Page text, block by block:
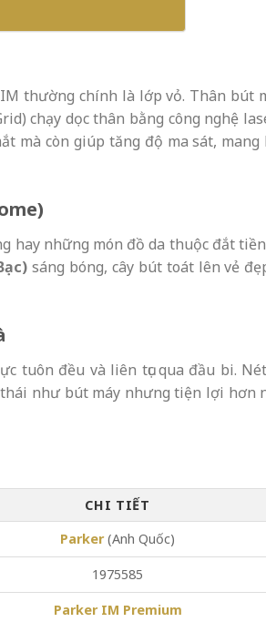
thường chính là lớp vỏ. Thân bút
chạy dọc thân bằng công nghệ
mà còn giúp tăng độ ma sát, mang
hay những món đồ da thuộc đắt
sáng bóng, cây bút toát lên vẻ
tuôn đều và liên tục qua đầu bi.
như bút máy nhưng tiện lợi hơn
CHI TIẾT
Parker(Anh Quốc)
1975585
Parker IM Premium